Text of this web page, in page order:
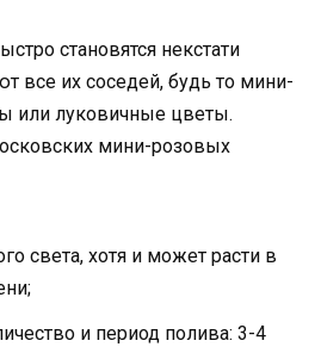
становятся некстати
все их соседей, будь то мини-
или луковичные цветы.
мини-розовых
света, хотя и может расти в
и период полива: 3-4